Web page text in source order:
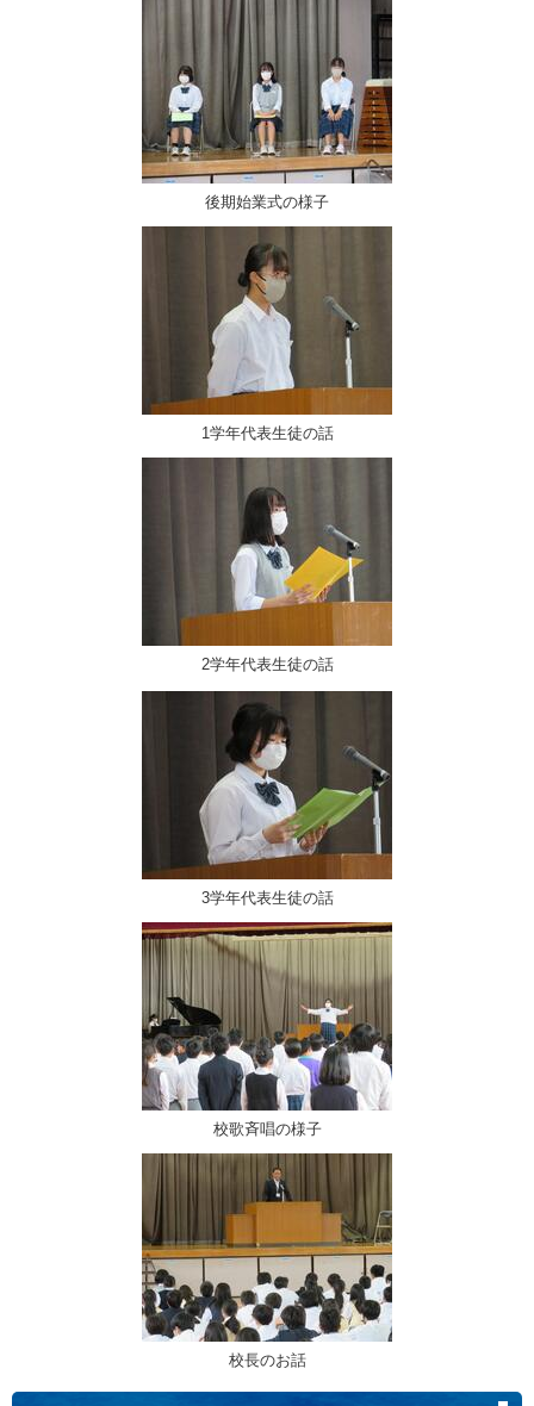
後期始業式の様子
1学年代表生徒の話
2学年代表生徒の話
3学年代表生徒の話
校歌斉唱の様子
校長のお話